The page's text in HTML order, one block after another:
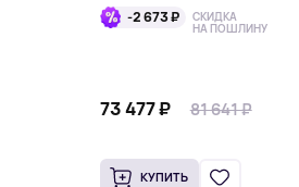
-2 673 ₽ СКИДКА
НА ПОШЛИНУ
73 477 ₽ 81 641 ₽
КУПИТЬ